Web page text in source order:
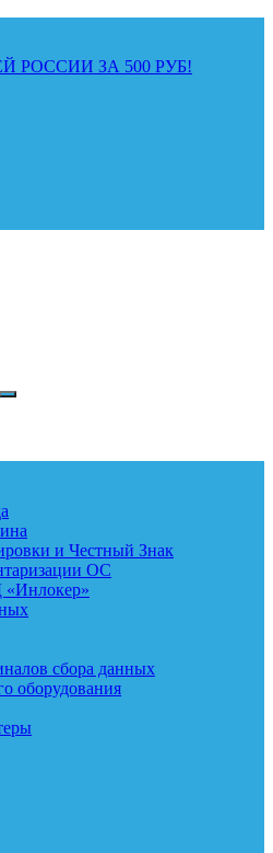
РОССИИ ЗА 500 РУБ!
и Честный Знак
ОС
«Инлокер»
сбора данных
оборудования